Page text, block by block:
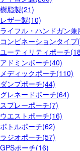
樹脂製(21)
レザー製(10)
ライフル・ハンドガン兼
コンビネーションタイプ
ユーティリティポーチ
アドミンポーチ(40)
メディックポーチ(110)
ダンプポーチ(44)
グレネードポーチ(64)
スプレーポーチ(7)
ウエストポーチ(16)
ボトルポーチ(62)
ラジオポーチ(57)
GPSポーチ(16)